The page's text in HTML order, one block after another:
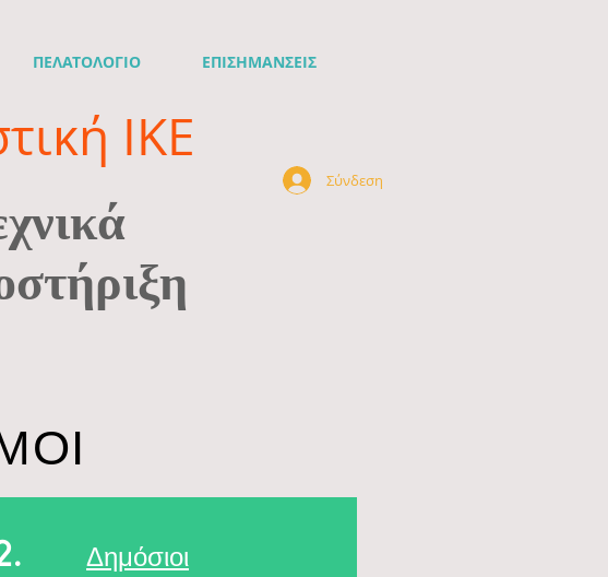
ΠΕΛΑΤΟΛΟΓΙΟ ΕΠΙΣΗΜΑΝΣΕΙΣ
ΙΚΕ
Σύνδεση
Δημόσιοι